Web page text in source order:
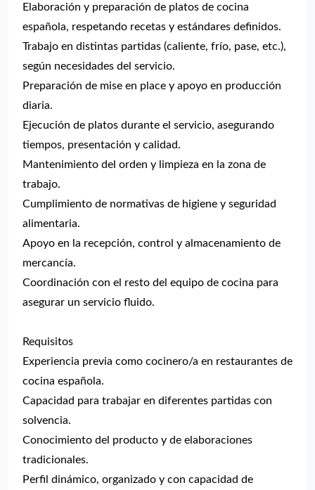
Elaboración y preparación de platos de cocina
española, respetando recetas y estándares definidos.
Trabajo en distintas partidas (caliente, frío, pase, etc.),
según necesidades del servicio.
Preparación de mise en place y apoyo en producción
diaria.
Ejecución de platos durante el servicio, asegurando
tiempos, presentación y calidad.
Mantenimiento del orden y limpieza en la zona de
trabajo.
Cumplimiento de normativas de higiene y seguridad
alimentaria.
Apoyo en la recepción, control y almacenamiento de
mercancía.
Coordinación con el resto del equipo de cocina para
asegurar un servicio fluido.
Requisitos
Experiencia previa como cocinero/a en restaurantes de
cocina española.
Capacidad para trabajar en diferentes partidas con
solvencia.
Conocimiento del producto y de elaboraciones
tradicionales.
Perfil dinámico, organizado y con capacidad de